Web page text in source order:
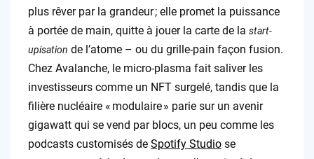
plus rêver par la grandeur ; elle promet la puissance
à portée de main, quitte à jouer la carte de la start-
upisation de l’atome – ou du grille-pain façon fusion.
Chez Avalanche, le micro-plasma fait saliver les
investisseurs comme un NFT surgelé, tandis que la
filière nucléaire « modulaire » parie sur un avenir
gigawatt qui se vend par blocs, un peu comme les
podcasts customisés de Spotify Studiose